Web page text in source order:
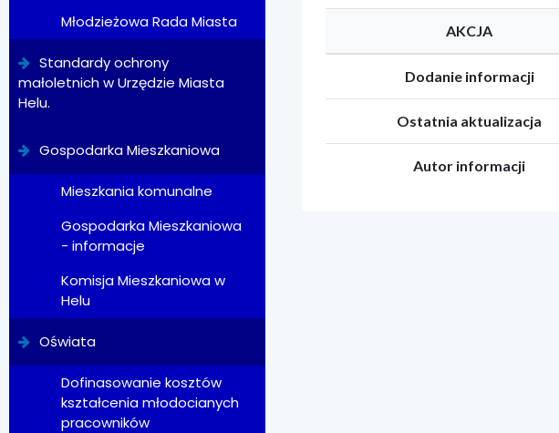
Młodzieżowa Rada Miasta
Standardy ochrony
małoletnich w Urzędzie Miasta
Helu.
Gospodarka Mieszkaniowa
Mieszkania komunalne
Gospodarka Mieszkaniowa
- informacje
Komisja Mieszkaniowa w
Helu
Oświata
Dofinasowanie kosztów
kształcenia młodocianych
pracowników
AKCJA
Dodanie informacji
Ostatnia aktualizacja
Autor informacji